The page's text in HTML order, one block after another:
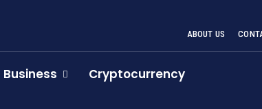
ABOUT US
Business Cryptocurrency